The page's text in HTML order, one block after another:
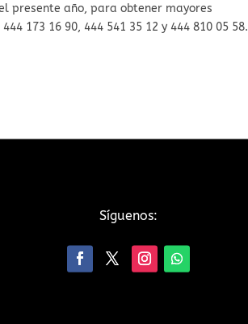
presente año, para obtener mayores
173 16 90, 444 541 35 12 y 444 810 05 58.
Síguenos: